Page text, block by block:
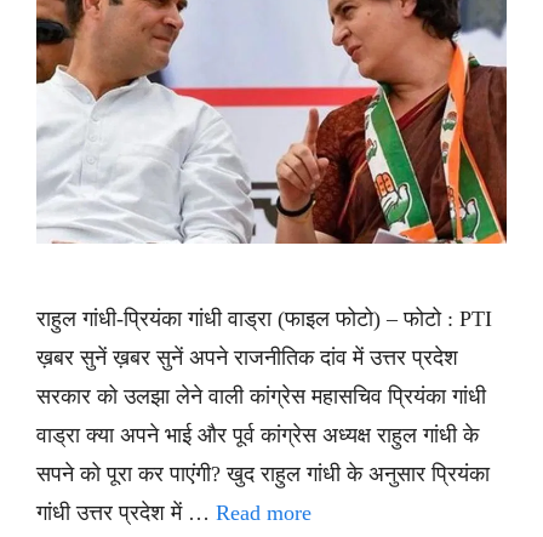
राहुल गांधी-प्रियंका गांधी वाड्रा (फाइल फोटो) – फोटो : PTI
ख़बर सुनें ख़बर सुनें अपने राजनीतिक दांव में उत्तर प्रदेश
सरकार को उलझा लेने वाली कांग्रेस महासचिव प्रियंका गांधी
वाड्रा क्या अपने भाई और पूर्व कांग्रेस अध्यक्ष राहुल गांधी के
सपने को पूरा कर पाएंगी? खुद राहुल गांधी के अनुसार प्रियंका
गांधी उत्तर प्रदेश में … Read more